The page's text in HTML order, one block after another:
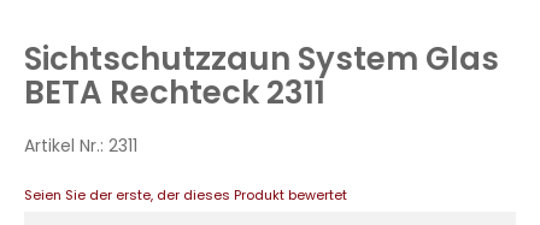
springen
Sichtschutzzaun System Glas
BETA Rechteck 2311
Artikel Nr.: 2311
Seien Sie der erste, der dieses Produkt bewertet